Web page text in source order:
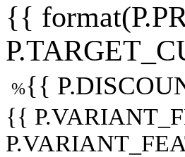
{{
%{{
{{